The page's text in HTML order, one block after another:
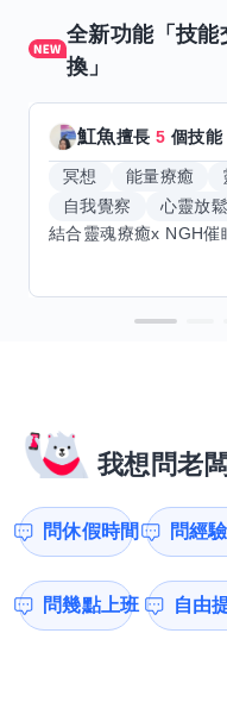
全新功能「技能
換」
魟魚擅長5 個技能
冥想 能量療癒
自我覺察
心靈放鬆
我想問老
問休假時間 問經
問幾點上班 自由